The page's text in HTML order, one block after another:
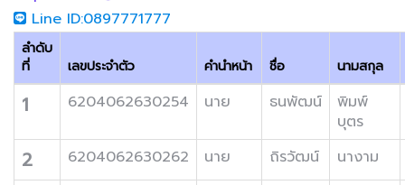
Line ID:0897771777
ลำดับ
ที่
เลขประจำตัว คำนำหน้า ชื่อ นามสกุล
1 6204062630254 นาย ธนพัฒน์
พิมพ์
บุตร
2 6204062630262 นาย ถิรวัฒน์ นางาม